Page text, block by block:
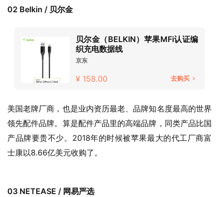
02 Belkin / 贝尔金
贝尔金（BELKIN）苹果MFi认证编
织充电数据线
京东
¥ 158.00 去购买
美国老牌厂商，也是业内资历最老、品牌知名度最高的世界
领先配件品牌。算是配件产品里的高端品牌，同类产品比国
产品牌要贵不少。2018年的时候被苹果最大的代工厂商富
士康以8.66亿美元收购了。
03 NETEASE / 网易严选